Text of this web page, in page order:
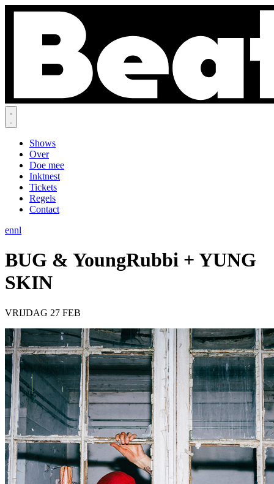
Shows
Over
Doe mee
Inktnest
Tickets
Regels
Contact
ennl
BUG & YoungRubbi + YUNG
SKIN
VRIJDAG 27 FEB